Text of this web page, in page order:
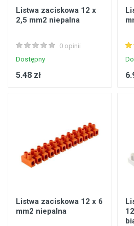
Listwa zaciskowa 12 x
2,5 mm2 niepalna
0 opinii
Dostępny
5.48 zł
Listwa zaciskowa 12 x 6
mm2 niepalna